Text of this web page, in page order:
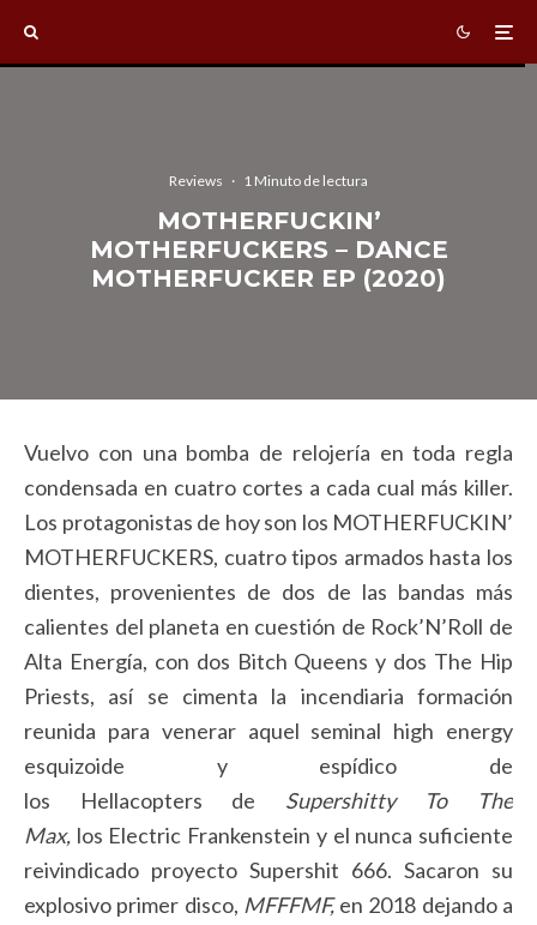
Reviews · 1 Minuto de lectura
MOTHERFUCKIN’
MOTHERFUCKERS – DANCE
MOTHERFUCKER EP (2020)
Vuelvo con una bomba de relojería en toda regla
condensada en cuatro cortes a cada cual más killer.
Los protagonistas de hoy son los MOTHERFUCKIN’
MOTHERFUCKERS, cuatro tipos armados hasta los
dientes, provenientes de dos de las bandas más
calientes del planeta en cuestión de Rock’N’Roll de
Alta Energía, con dos Bitch Queens y dos The Hip
Priests, así se cimenta la incendiaria formación
reunida para venerar aquel seminal high energy
esquizoide y espídico de
los Hellacopters de Supershitty To The
Max, los Electric Frankenstein y el nunca suficiente
reivindicado proyecto Supershit 666. Sacaron su
explosivo primer disco, MFFFMF,en 2018 dejando a